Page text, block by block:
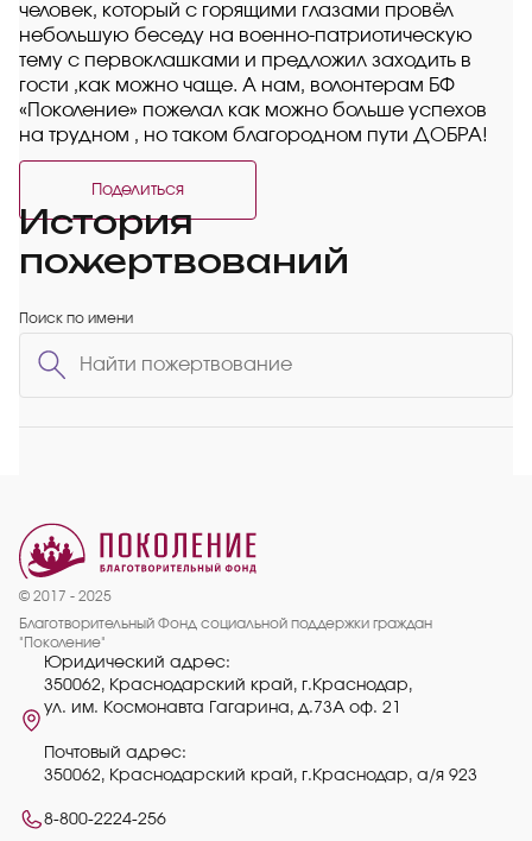
человек, который с горящими глазами провёл
небольшую беседу на военно-патриотическую
тему с первоклашками и предложил заходить в
гости ,как можно чаще. А нам, волонтерам БФ
«Поколение» пожелал как можно больше успехов
на трудном , но таком благородном пути ДОБРА!
Поделиться
История
пожертвований
Поиск по имени
© 2017 - 2025
Благотворительный Фонд социальной поддержки граждан
"Поколение"
Юридический адрес:
350062, Краснодарский край, г.Краснодар,
ул. им. Космонавта Гагарина, д.73А оф. 21
Почтовый адрес:
350062, Краснодарский край, г.Краснодар, а/я 923
8-800-2224-256